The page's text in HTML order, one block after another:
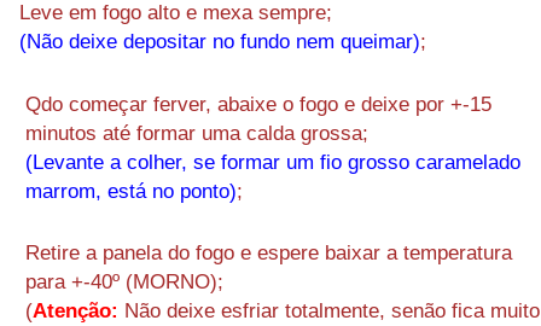
Leve em fogo alto e mexa sempre;
(Não deixe depositar no fundo nem queimar);
Qdo começar ferver, abaixe o fogo e deixe por +-15
minutos até formar uma calda grossa;
(Levante a colher, se formar um fio grosso caramelado
marrom, está no ponto);
Retire a panela do fogo e espere baixar a temperatura
para +-40º (MORNO);
(Atenção: Não deixe esfriar totalmente, senão fica muito